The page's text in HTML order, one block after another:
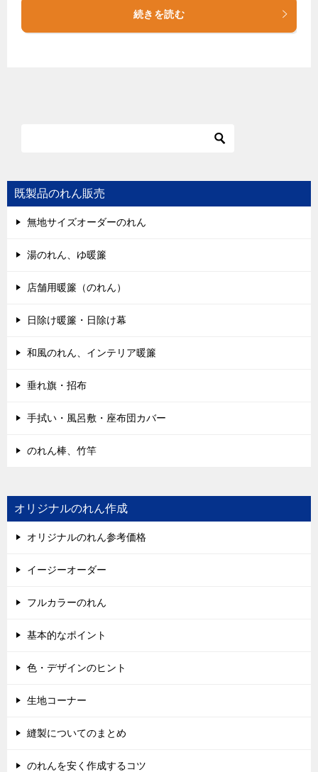
続きを読む
既製品のれん販売
無地サイズオーダーのれん
湯のれん、ゆ暖簾
店舗用暖簾（のれん）
日除け暖簾・日除け幕
和風のれん、インテリア暖簾
垂れ旗・招布
手拭い・風呂敷・座布団カバー
のれん棒、竹竿
オリジナルのれん作成
オリジナルのれん参考価格
イージーオーダー
フルカラーのれん
基本的なポイント
色・デザインのヒント
生地コーナー
縫製についてのまとめ
のれんを安く作成するコツ